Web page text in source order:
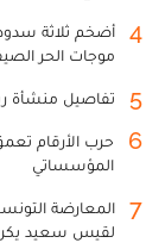
4
أضخم ثلاثة
موجات الحر
5 تفاصيل منشأة
6
حرب الأرقام
المؤسساتي
7
المعارضة
لقيس سعيد